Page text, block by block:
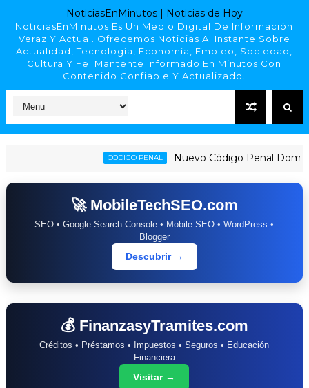
NoticiasEnMinutos | Noticias de Hoy
NoticiasEnMinutos Es Un Medio Digital De Información
Veraz Y Actual. Ofrecemos Noticias Al Instante Sobre
Actualidad, Tecnología, Economía, Empleo, Sociedad,
Cultura Y Fe. Mantente Informado En Minutos Con
Contenido Confiable Y Actualizado.
CODIGO PENAL Nuevo Código Penal Dominicano
🚀 MobileTechSEO.com
SEO • Google Search Console • Mobile SEO • WordPress •
Blogger
Descubrir →
💰 FinanzasyTramites.com
Créditos • Préstamos • Impuestos • Seguros • Educación
Financiera
Visitar →